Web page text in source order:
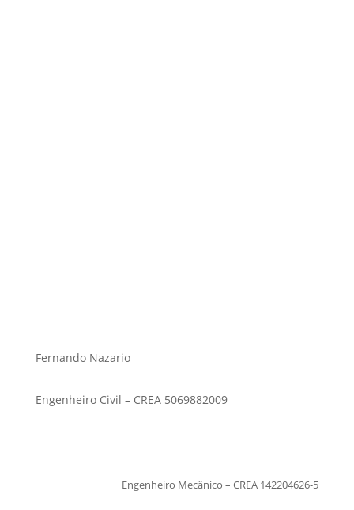
Fernando Nazario
Engenheiro Civil – CREA 5069882009
Engenheiro Mecânico – CREA 142204626-5